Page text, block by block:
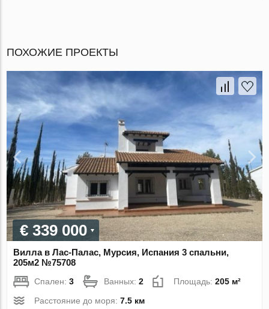
ПОХОЖИЕ ПРОЕКТЫ
€ 339 000
Вилла в Лас-Палас, Мурсия, Испания 3 спальни,
205м2 №75708
Спален:3 Ванных:2 Площадь:205 м²
Расстояние до моря:7.5 км